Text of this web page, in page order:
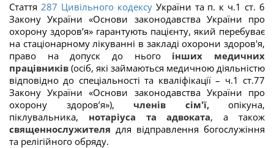
Стаття 287 Цивільного кодексуУкраїни та п. к ч.1 ст. 6
Закону України «Основи законодавства України про
охорону здоров’я» гарантують пацієнту, який перебуває
на стаціонарному лікуванні в закладі охорони здоров'я,
право на допуск до нього інших медичних
працівників (осіб, які займаються медичною діяльністю
відповідно до спеціальності та кваліфікації – ч.1 ст.77
Закону України «Основи законодавства України про
охорону здоров’я»), членів сім'ї, опікуна,
піклувальника, нотаріуса та адвоката, а також
священнослужителя для відправлення богослужіння
та релігійного обряду.